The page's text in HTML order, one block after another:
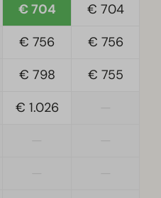
€ 704 € 704
€ 756 € 756
€ 798 € 755
€ 1.026